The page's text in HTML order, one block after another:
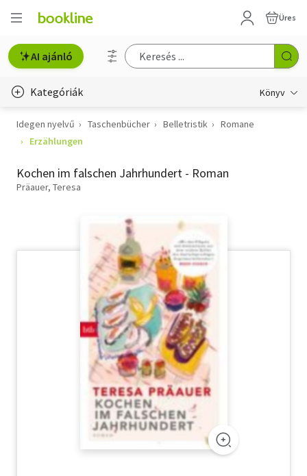
Üres
AI ajánló
Kategóriák Könyv
Életmód, egészség
Gyermek- és ifjúsági
Szótár, nyelvkönyv
Tankönyv, segédkönyv
Társadalomtudomány
Természettudomány
Idegen nyelvű Taschenbücher Belletristik
Romane
Erzählungen
Kochen im falschen Jahrhundert - Roman
Präauer, Teresa